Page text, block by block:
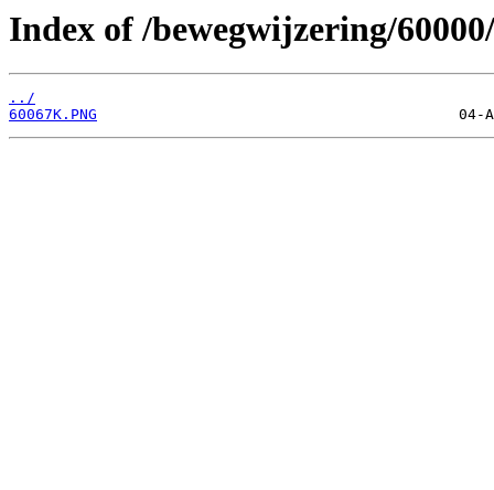
Index of /bewegwijzering/
../
60067K.PNG